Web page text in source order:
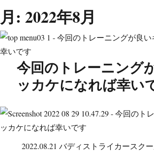
月: 2022年8月
今回のトレーニング
ッカケになれば幸い
2022.08.21 バディストライカースク